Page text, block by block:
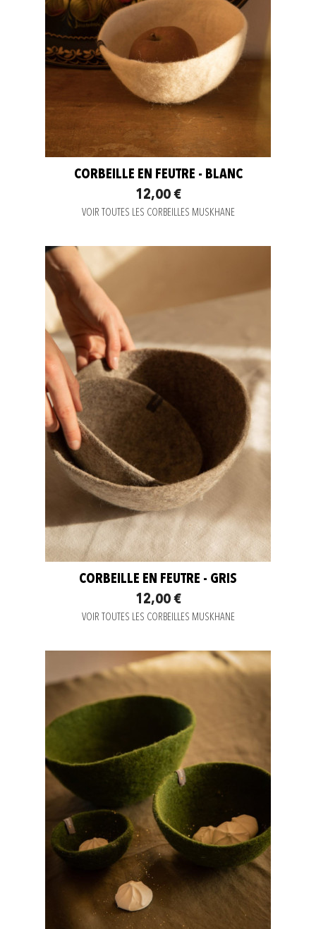
CORBEILLE EN FEUTRE - BLANC
12,00 €
VOIR TOUTES LES CORBEILLES MUSKHANE
CORBEILLE EN FEUTRE - GRIS
12,00 €
VOIR TOUTES LES CORBEILLES MUSKHANE